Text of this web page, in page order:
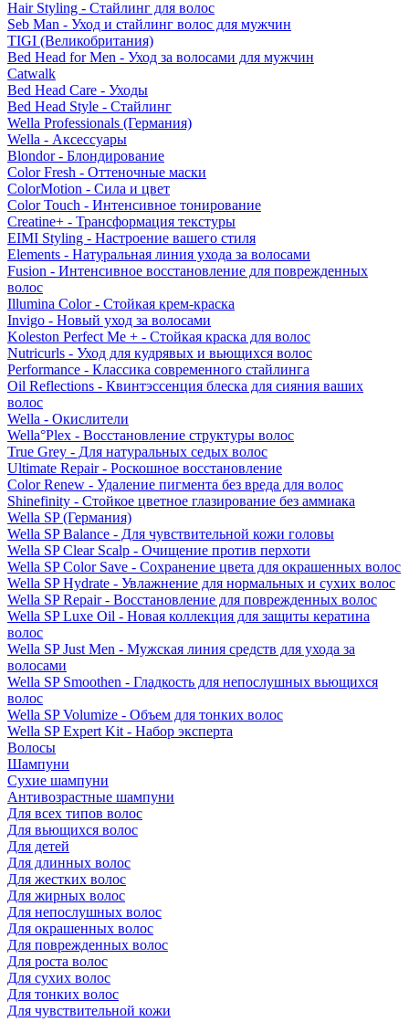
Hair Styling - Стайлинг для волос
Seb Man - Уход и стайлинг волос для мужчин
TIGI (Великобритания)
Bed Head for Men - Уход за волосами для мужчин
Catwalk
Bed Head Care - Уходы
Bed Head Style - Стайлинг
Wella Professionals (Германия)
Wella - Аксессуары
Blondor - Блондирование
Color Fresh - Оттеночные маски
ColorMotion - Сила и цвет
Color Touch - Интенсивное тонирование
Creatine+ - Трансформация текстуры
EIMI Styling - Настроение вашего стиля
Elements - Натуральная линия ухода за волосами
Fusion - Интенсивное восстановление для поврежденных
волос
Illumina Color - Стойкая крем-краска
Invigo - Новый уход за волосами
Koleston Perfect Me + - Стойкая краска для волос
Nutricurls - Уход для кудрявых и вьющихся волос
Performance - Классика современного стайлинга
Oil Reflections - Квинтэссенция блеска для сияния ваших
волос
Wella - Окислители
Wella°Plex - Восстановление структуры волос
True Grey - Для натуральных седых волос
Ultimate Repair - Роскошное восстановление
Color Renew - Удаление пигмента без вреда для волос
Shinefinity - Стойкое цветное глазирование без аммиака
Wella SP (Германия)
Wella SP Balance - Для чувствительной кожи головы
Wella SP Clear Scalp - Очищение против перхоти
Wella SP Color Save - Сохранение цвета для окрашенных волос
Wella SP Hydrate - Увлажнение для нормальных и сухих волос
Wella SP Repair - Восстановление для поврежденных волос
Wella SP Luxe Oil - Новая коллекция для защиты кератина
волос
Wella SP Just Men - Мужская линия средств для ухода за
волосами
Wella SP Smoothen - Гладкость для непослушных вьющихся
волос
Wella SP Volumize - Объем для тонких волос
Wella SP Expert Kit - Набор эксперта
Волосы
Шампуни
Сухие шампуни
Антивозрастные шампуни
Для всех типов волос
Для вьющихся волос
Для детей
Для длинных волос
Для жестких волос
Для жирных волос
Для непослушных волос
Для окрашенных волос
Для поврежденных волос
Для роста волос
Для сухих волос
Для тонких волос
Для чувствительной кожи